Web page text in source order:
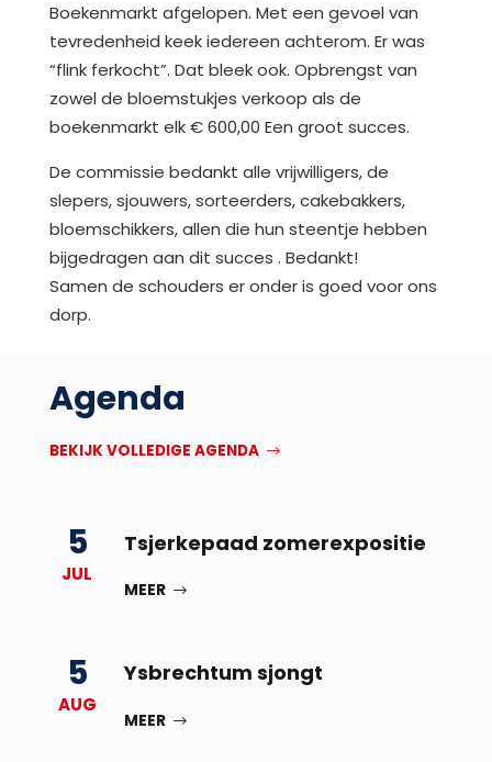
Boekenmarkt afgelopen. Met een gevoel van
tevredenheid keek iedereen achterom. Er was
“flink ferkocht”. Dat bleek ook. Opbrengst van
zowel de bloemstukjes verkoop als de
boekenmarkt elk € 600,00 Een groot succes.
De commissie bedankt alle vrijwilligers, de
slepers, sjouwers, sorteerders, cakebakkers,
bloemschikkers, allen die hun steentje hebben
bijgedragen aan dit succes . Bedankt!
Samen de schouders er onder is goed voor ons
dorp.
Agenda
BEKIJK VOLLEDIGE AGENDA
5
JUL
Tsjerkepaad zomerexpositie
MEER
5
AUG
Ysbrechtum sjongt
MEER